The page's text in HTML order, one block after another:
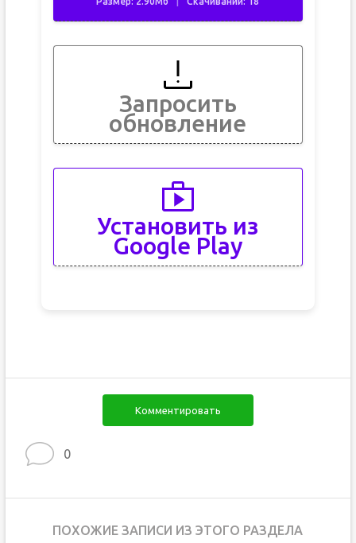
Запросить
обновление
Установить из
Google Play
Комментировать
0
ПОХОЖИЕ ЗАПИСИ ИЗ ЭТОГО РАЗДЕЛА